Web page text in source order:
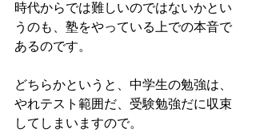
時代からでは難しいのではないかとい
うのも、塾をやっている上での本音で
あるのです。
どちらかというと、中学生の勉強は、
やれテスト範囲だ、受験勉強だに収束
してしまいますので。